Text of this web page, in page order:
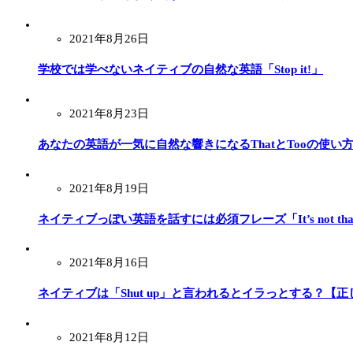
2021年8月26日
学校では学べないネイティブの自然な英語「Stop it!」
2021年8月23日
あなたの英語が一気に自然な響きになるThatとTooの使い方
2021年8月19日
ネイティブっぽい英語を話すには必須フレーズ「It’s not
2021年8月16日
ネイティブは「Shut up」と言われるとイラっとする？【正
2021年8月12日